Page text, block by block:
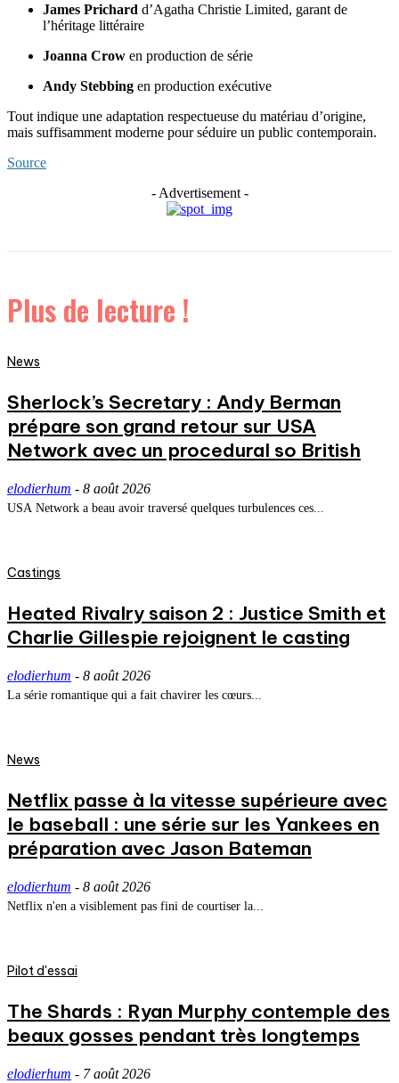
James Prichard d’Agatha Christie Limited, garant de
l’héritage littéraire
Joanna Crow en production de série
Andy Stebbing en production exécutive
Tout indique une adaptation respectueuse du matériau d’origine,
mais suffisamment moderne pour séduire un public contemporain.
Source
- Advertisement -
Plus de lecture !
News
Sherlock’s Secretary : Andy Berman
prépare son grand retour sur USA
Network avec un procedural so British
elodierhum - 8 août 2026
USA Network a beau avoir traversé quelques turbulences ces...
Castings
Heated Rivalry saison 2 : Justice Smith et
Charlie Gillespie rejoignent le casting
elodierhum - 8 août 2026
La série romantique qui a fait chavirer les cœurs...
News
Netflix passe à la vitesse supérieure avec
le baseball : une série sur les Yankees en
préparation avec Jason Bateman
elodierhum - 8 août 2026
Netflix n'en a visiblement pas fini de courtiser la...
Pilot d'essai
The Shards : Ryan Murphy contemple des
beaux gosses pendant très longtemps
elodierhum - 7 août 2026